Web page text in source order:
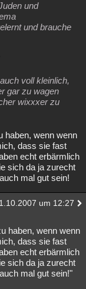
und
und brauche
voll kleinlich,
gar zu wagen
wixxxer zu
haben, wenn wenn
dass sie fast
echt erbärmlich
sich da ja zurecht
mal gut sein!
um 12:27
haben, wenn wenn
dass sie fast
echt erbärmlich
sich da ja zurecht
mal gut sein!"